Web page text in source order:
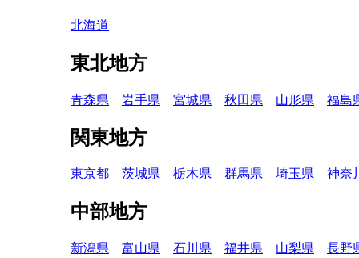
北海道
東北地方
青森県 岩手県 宮城県 秋田県 山形県 福島
関東地方
東京都 茨城県 栃木県 群馬県 埼玉県 神奈
中部地方
新潟県 富山県 石川県 福井県 山梨県 長野